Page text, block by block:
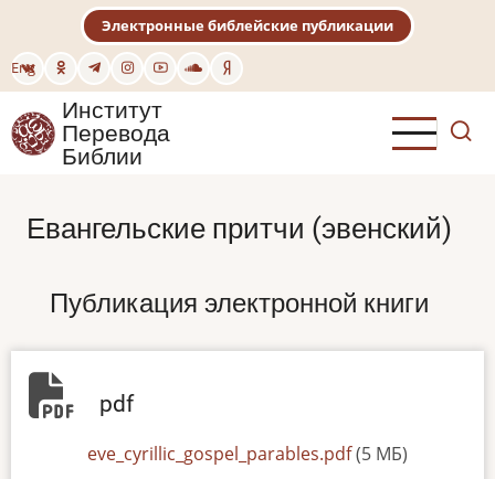
основному
содержанию
Eng
Электронные библейские публикации
Институт
Перевода
Библии
Евангельские притчи (эвенский)
Публикация электронной книги
pdf
eve_cyrillic_gospel_parables.pdf(5 МБ)